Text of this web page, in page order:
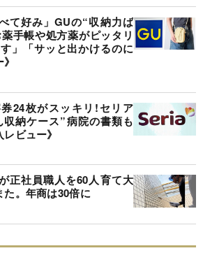
て好み」GUの“収納力ば
手帳や処方薬がピッタリ
」「サッと出かけるのに
24枚がスッキリ!セリア
納ケース”病院の書類も
ビュー》
正社員職人を60人育て大
。年商は30倍に